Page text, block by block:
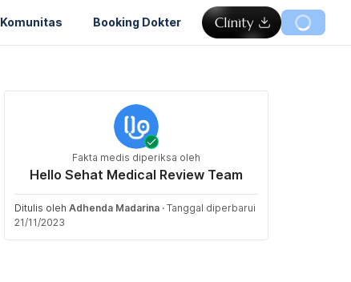
Komunitas Booking Dokter
Fakta medis diperiksa oleh
Hello Sehat Medical Review Team
Ditulis oleh Adhenda Madarina · Tanggal diperbarui
21/11/2023